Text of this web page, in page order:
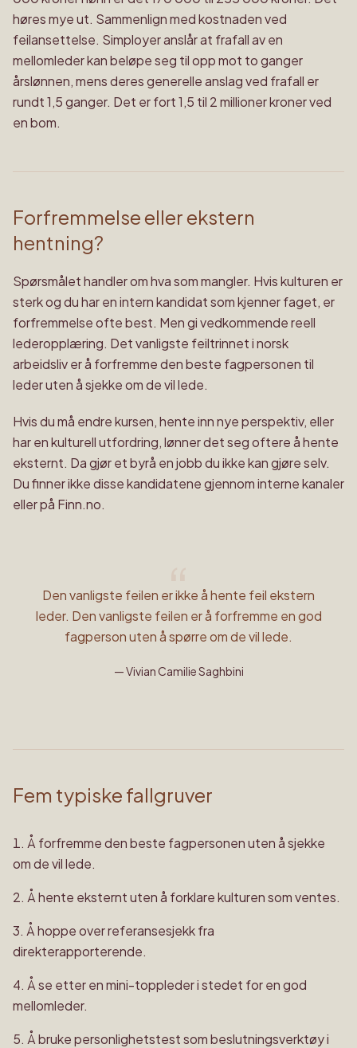
høres mye ut. Sammenlign med kostnaden ved
feilansettelse. Simployer anslår at frafall av en
mellomleder kan beløpe seg til opp mot to ganger
årslønnen, mens deres generelle anslag ved frafall er
rundt 1,5 ganger. Det er fort 1,5 til 2 millioner kroner ved
en bom.
Forfremmelse eller ekstern
hentning?
Spørsmålet handler om hva som mangler. Hvis kulturen er
sterk og du har en intern kandidat som kjenner faget, er
forfremmelse ofte best. Men gi vedkommende reell
lederopplæring. Det vanligste feiltrinnet i norsk
arbeidsliv er å forfremme den beste fagpersonen til
leder uten å sjekke om de vil lede.
Hvis du må endre kursen, hente inn nye perspektiv, eller
har en kulturell utfordring, lønner det seg oftere å hente
eksternt. Da gjør et byrå en jobb du ikke kan gjøre selv.
Du finner ikke disse kandidatene gjennom interne kanaler
eller på Finn.no.
“
Den vanligste feilen er ikke å hente feil ekstern
leder. Den vanligste feilen er å forfremme en god
fagperson uten å spørre om de vil lede.
—Vivian Camilie Saghbini
Fem typiske fallgruver
Å forfremme den beste fagpersonen uten å sjekke
om de vil lede.
Å hente eksternt uten å forklare kulturen som ventes.
Å hoppe over referansesjekk fra
direkterapporterende.
Å se etter en mini-toppleder i stedet for en god
mellomleder.
Å bruke personlighetstest som beslutningsverktøy i